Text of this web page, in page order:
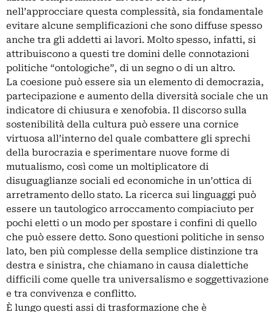
nell’approcciare questa complessità, sia fondamentale
evitare alcune semplificazioni che sono diffuse spesso
anche tra gli addetti ai lavori. Molto spesso, infatti, si
attribuiscono a questi tre domini delle connotazioni
politiche “ontologiche”, di un segno o di un altro.
La coesione può essere sia un elemento di democrazia,
partecipazione e aumento della diversità sociale che un
indicatore di chiusura e xenofobia. Il discorso sulla
sostenibilità della cultura può essere una cornice
virtuosa all’interno del quale combattere gli sprechi
della burocrazia e sperimentare nuove forme di
mutualismo, così come un moltiplicatore di
disuguaglianze sociali ed economiche in un’ottica di
arretramento dello stato. La ricerca sui linguaggi può
essere un tautologico arroccamento compiaciuto per
pochi eletti o un modo per spostare i confini di quello
che può essere detto. Sono questioni politiche in senso
lato, ben più complesse della semplice distinzione tra
destra e sinistra, che chiamano in causa dialettiche
difficili come quelle tra universalismo e soggettivazione
e tra convivenza e conflitto.
È lungo questi assi di trasformazione che è